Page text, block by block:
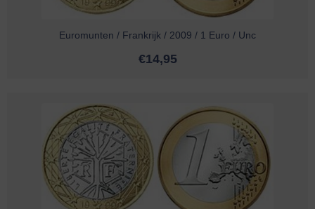
Euromunten / Frankrijk / 2009 / 1 Euro / Unc
€14,95